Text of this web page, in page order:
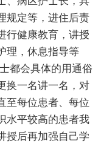
规定等，进住后责
行健康教育，讲授
理，休息指导等
都会具体的用通俗
换一名讲一名，对
至每位患者、每位
水平较高的患者我
授后再加强自己学